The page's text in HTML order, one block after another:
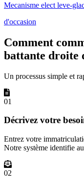
Mecanisme elect leve-
d'occasion
Comment
battante droite
Un processus simple et
01
Décrivez votre
Entrez votre
Notre système identifie
02